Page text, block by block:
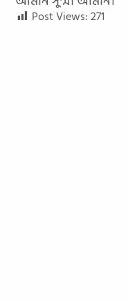
Post Views: 271